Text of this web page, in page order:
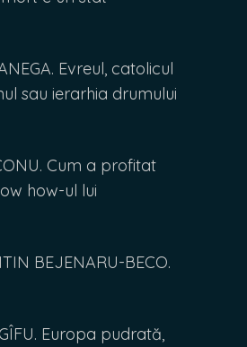
Evreul, catolicul
sau ierarhia drumului
Cum a profitat
how-ul lui
BEJENARU-BECO.
Europa pudrată,